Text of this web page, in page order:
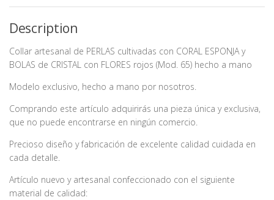
CRISTAL
(Mod.
65)
quantity
Description
Collar artesanal de PERLAS cultivadas con CORAL ESPONJA y
BOLAS de CRISTAL con FLORES rojos (Mod. 65) hecho a mano
Modelo exclusivo, hecho a mano por nosotros.
Comprando este artículo adquirirás una pieza única y exclusiva,
que no puede encontrarse en ningún comercio.
Precioso diseño y fabricación de excelente calidad cuidada en
cada detalle.
Artículo nuevo y artesanal confeccionado con el siguiente
material de calidad: